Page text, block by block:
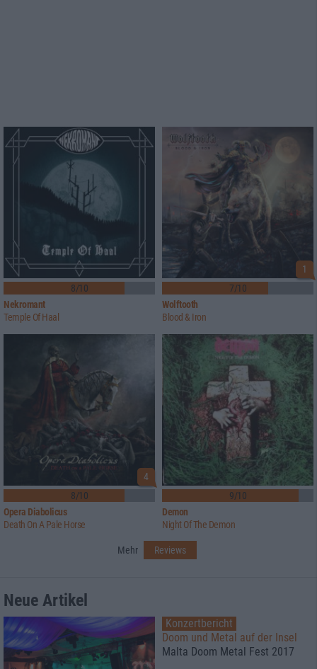
8/10
Nekromant
Temple Of Haal
1
7/10
Wolftooth
Blood & Iron
4
8/10
Opera Diabolicus
Death On A Pale Horse
9/10
Demon
Night Of The Demon
Mehr Reviews
Neue Artikel
Konzertbericht
Doom und Metal auf der Insel
Malta Doom Metal Fest 2017